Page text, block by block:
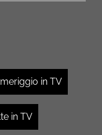
in TV
in TV